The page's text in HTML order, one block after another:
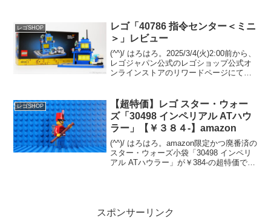
イレーツ・オ...
レゴSHOP
レゴ「40786 指令センター＜ミニ
＞」レビュー
(^^)/ はろはろ。2025/3/4(火)2:00前から、
レゴジャパン公式のレゴショップ公式オ
ンラインストアのリワードページにて、
ています。早速...
レゴSHOP
【超特価】レゴ スター・ウォー
ズ「30498 インペリアル ATハウ
ラー」【￥３８４-】amazon
(^^)/ はろはろ。amazon限定かつ廃番済の
スター・ウォーズ小袋「30498 インペリ
アル ATハウラー」が￥384-の超特価で
スポンサーリンク